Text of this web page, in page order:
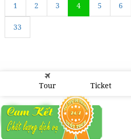
«
1 2 3 4 5 6
33
Tour Ticket